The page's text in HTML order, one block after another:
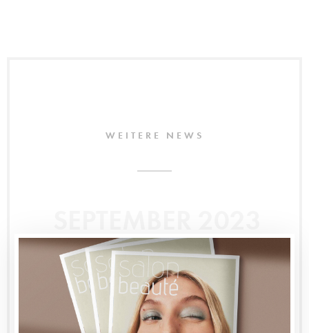
WEITERE NEWS